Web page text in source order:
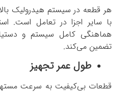
هر قطعه در سیستم هیدرولیک
با سایر اجزا در تعامل است.
هماهنگی کامل سیستم و
تضمین می‌کند.
طول عمر تجهیز
قطعات بی‌کیفیت به سرعت